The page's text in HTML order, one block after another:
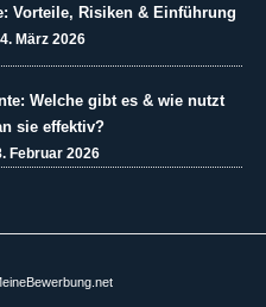
Vorteile, Risiken & Einführung
4. März 2026
Welche gibt es & wie nutzt
sie effektiv?
Februar 2026